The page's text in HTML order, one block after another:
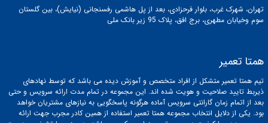
تهران، شهرک غرب، بلوار فرحزادی، بعد از پل هاشمی رفسنجانی (نیایش)، بین گلستان
سوم وخیابان مطهری، برج افق، پلاک 95 زیر بانک ملی
همتا تعمیر
تیم همتا تعمیر متشکل از افراد متخصص و آموزش دیده می باشد که توسط نهادهای
ذیربط تایید صلاحیت و هویت شده اند. این مجموعه در تمام مدت ارائه سرویس و حتی
بعد از اتمام زمان گارانتی سرویس آماده هرگونه پاسخگویی به نیازهای مشتریان خواهد
بود. یکی از دلایل انتخاب مجموعه همتا تعمیر استفاده از همین کادر مجرب جهت ارائه